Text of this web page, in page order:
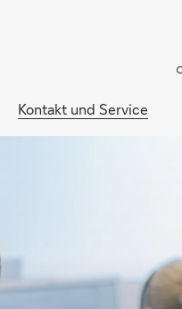
Kontakt und Service